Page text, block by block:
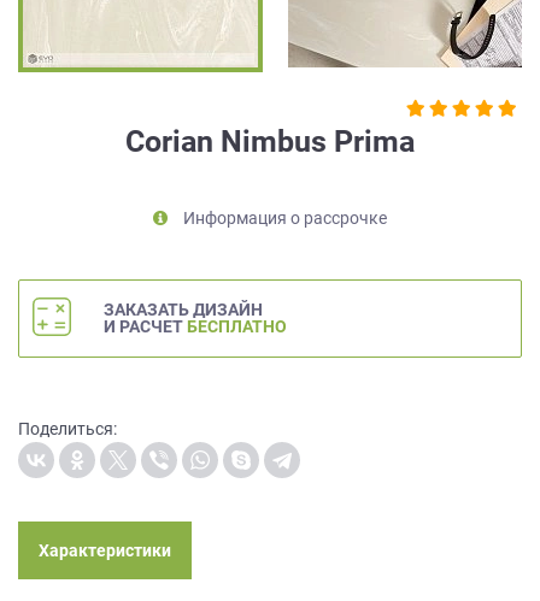
Corian Nimbus Prima
Информация о рассрочке
ЗАКАЗАТЬ ДИЗАЙН
И РАСЧЕТ БЕСПЛАТНО
Поделиться:
Характеристики
обработку
персональных
метрическими
программами
условиях
Политики
персональных
данных.